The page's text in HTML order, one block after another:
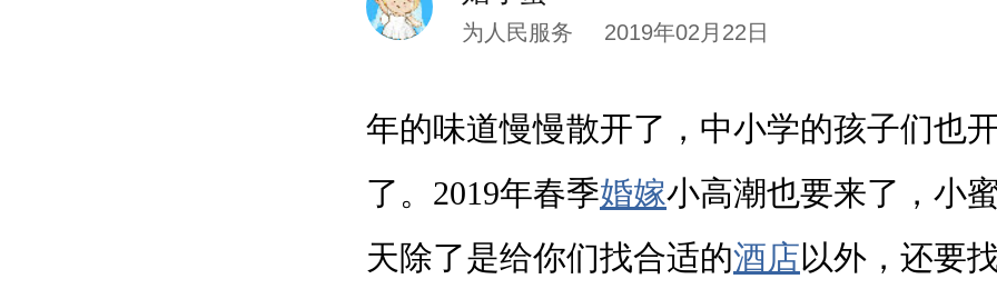
为人民服务 2019年02月22日
年的味道慢慢散开了，中小学的孩子们也
了。2019年春季婚嫁小高潮也要来了，小
天除了是给你们找合适的酒店以外，还要